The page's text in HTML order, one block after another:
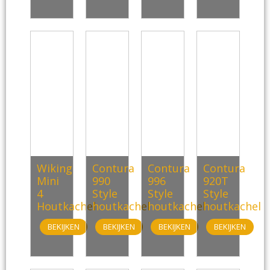
Wiking
Mini
4
Houtkachel
BEKIJKEN
Contura
990
Style
houtkachel
BEKIJKEN
Contura
996
Style
houtkachel
BEKIJKEN
Contura
920T
Style
houtkachel
BEKIJKEN